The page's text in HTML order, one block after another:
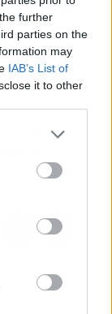
further
parties on the
may
IAB’s List of
it to other
los trabajos
Madrid
seguro de vida que
de Segurtempo